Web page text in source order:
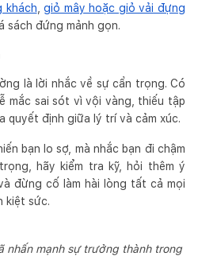
khách giỏ mây hoặc giỏ vải đựng
sách đứng mảnh gọn.
là lời nhắc về sự cẩn trọng. Có
mắc sai sót vì vội vàng, thiếu tập
quyết định giữa lý trí và cảm xúc.
bạn lo sợ, mà nhắc bạn đi chậm
hãy kiểm tra kỹ, hỏi thêm ý
đừng cố làm hài lòng tất cả mọi
kiệt sức.
nhấn mạnh sự trưởng thành trong